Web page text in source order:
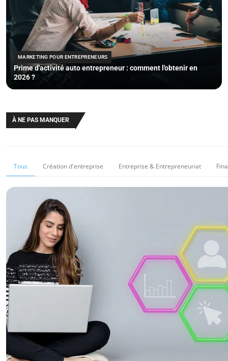
MARKETING POUR ENTREPRENEURS
Prime d'activité auto entrepreneur : comment l'obtenir en
2026 ?
À NE PAS MANQUER
Tous Création d'entreprise Entreprise & Entrepreneuriat